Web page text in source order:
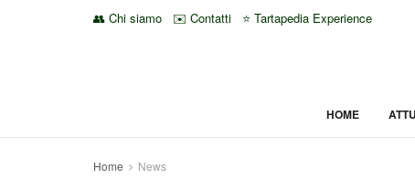
👥 Chi siamo ✉️ Contatti ⭐ Tartapedia Experience
HOME
Home News